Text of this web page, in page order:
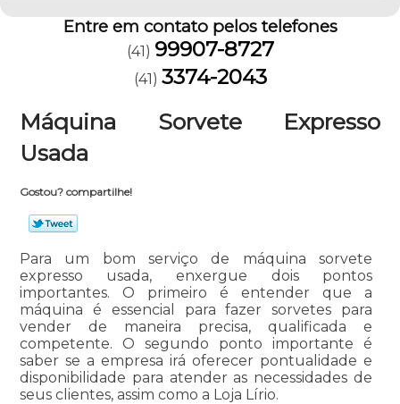
Entre em contato pelos telefones
(41) 99907-8727
(41) 3374-2043
Máquina Sorvete Expresso
Usada
Gostou? compartilhe!
Para um bom serviço de máquina sorvete
expresso usada, enxergue dois pontos
importantes. O primeiro é entender que a
máquina é essencial para fazer sorvetes para
vender de maneira precisa, qualificada e
competente. O segundo ponto importante é
saber se a empresa irá oferecer pontualidade e
disponibilidade para atender as necessidades de
seus clientes, assim como a Loja Lírio.